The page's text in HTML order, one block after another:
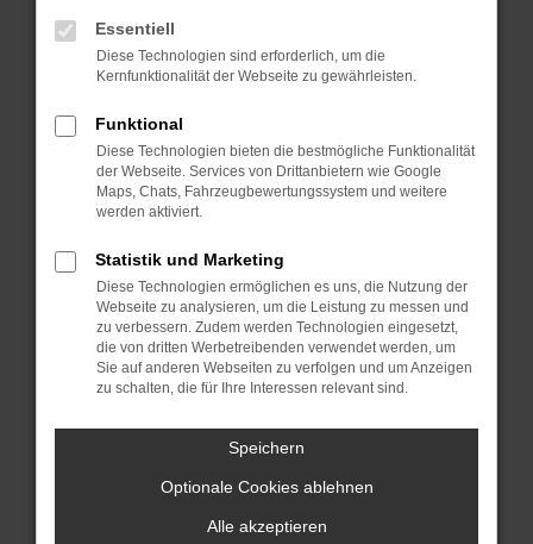
können das Laden bestimmter Seiten
verhindern. Funktioniert die Seite in einem
anderen Browser oder in einem privaten
Starte dein Gerät neu.
Das kann manchmal helfen, vorübergehende
Probleme zu beheben.
Betriebssystem auf dem neuesten Stand
sind.
Veraltete Software birgt nicht nur ein
Sicherheitsrisiko, sondern kann auch dazu
führen, dass bestimmte Funktionen nicht mehr
unterstützt werden.
Wende dich an den Webseitenbetreiber.
Wenn du alle oben genannten Schritte versucht
hast, kontaktiere uns bitte. Wir werden
versuchen, das Problem zu beheben. Du kannst
uns diesen Text schicken, um uns bei der
Essentiell
Diese Technologien sind erforderlich, um die
Kernfunktionalität der Webseite zu gewährleisten.
Funktional
Diese Technologien bieten die bestmögliche Funktionalität
der Webseite. Services von Drittanbietern wie Google
Maps, Chats, Fahrzeugbewertungssystem und weitere
werden aktiviert.
Statistik und Marketing
Diese Technologien ermöglichen es uns, die Nutzung der
Webseite zu analysieren, um die Leistung zu messen und
zu verbessern. Zudem werden Technologien eingesetzt,
die von dritten Werbetreibenden verwendet werden, um
Sie auf anderen Webseiten zu verfolgen und um Anzeigen
zu schalten, die für Ihre Interessen relevant sind.
Speichern
Optionale Cookies ablehnen
Alle akzeptieren